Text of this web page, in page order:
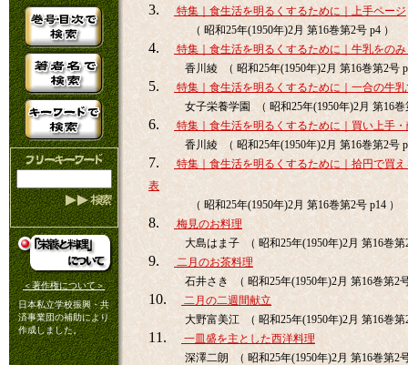
＜著作権について＞
日本私立学校振興・共
済事業団の補助により
作成しました。
3.
特集｜食生活を明るくするために｜上手ページ
（ 昭和25年(1950年)2月 第16巻第2号 p4 ）
4.
特集｜食生活を明るくするために｜牛乳をの
香川綾 （ 昭和25年(1950年)2月 第16巻第2号
5.
特集｜食生活を明るくするために｜一合の牛
女子栄養学園 （ 昭和25年(1950年)2月 第16巻
6.
特集｜食生活を明るくするために｜買い上手
香川綾 （ 昭和25年(1950年)2月 第16巻第2号
7.
特集｜食生活を明るくするために｜拾円で買
表
（ 昭和25年(1950年)2月 第16巻第2号 p14 ）
8.
梅見のお料理
大島はま子 （ 昭和25年(1950年)2月 第16巻第
9.
二月のお茶料理
石井さき （ 昭和25年(1950年)2月 第16巻第2
10.
二月の二週間献立
大野富美江 （ 昭和25年(1950年)2月 第16巻第
11.
一皿盛を主とした西洋料理
深澤二朗 （ 昭和25年(1950年)2月 第16巻第2